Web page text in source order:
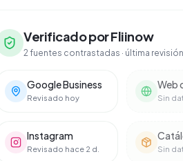
Verificado por Fliinow
2 fuentes contrastadas · última
Google Business
Revisado hoy
Web
Sin
Instagram
Revisado hace 2 d. Sin